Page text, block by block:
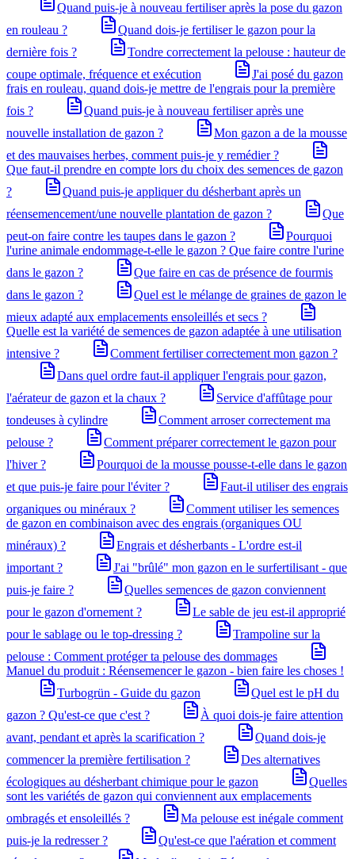
Quand puis-je à nouveau fertiliser après la pose du gazon
en rouleau ?
Quand dois-je fertiliser le gazon pour la
dernière fois ?
Tondre correctement la pelouse : hauteur de
coupe optimale, fréquence et exécution
J'ai posé du gazon
frais en rouleau, quand dois-je mettre de l'engrais pour la première
fois ?
Quand puis-je à nouveau fertiliser après une
nouvelle installation de gazon ?
Mon gazon a de la mousse
et des mauvaises herbes, comment puis-je y remédier ?
Que faut-il prendre en compte lors du choix des semences de gazon
?
Quand puis-je appliquer du désherbant après un
réensemencement/une nouvelle plantation de gazon ?
Que
peut-on faire contre les taupes dans le gazon ?
Pourquoi
l'urine animale endommage-t-elle le gazon ? Que faire contre l'urine
dans le gazon ?
Que faire en cas de présence de fourmis
dans le gazon ?
Quel est le mélange de graines de gazon le
mieux adapté aux emplacements ensoleillés et secs ?
Quelle est la variété de semences de gazon adaptée à une utilisation
intensive ?
Comment fertiliser correctement mon gazon ?
Dans quel ordre faut-il appliquer l'engrais pour gazon,
l'aérateur de gazon et la chaux ?
Service d'affûtage pour
tondeuses à cylindre
Comment arroser correctement ma
pelouse ?
Comment préparer correctement le gazon pour
l'hiver ?
Pourquoi de la mousse pousse-t-elle dans le gazon
et que puis-je faire pour l'éviter ?
Faut-il utiliser des engrais
organiques ou minéraux ?
Comment utiliser les semences
de gazon en combinaison avec des engrais (organiques OU
minéraux) ?
Engrais et désherbants - L'ordre est-il
important ?
J'ai "brûlé" mon gazon en le surfertilisant - que
puis-je faire ?
Quelles semences de gazon conviennent
pour le gazon d'ornement ?
Le sable de jeu est-il approprié
pour le sablage ou le top-dressing ?
Trampoline sur la
pelouse : Comment protéger ta pelouse des dommages
Manuel du produit : Réensemencer le gazon - bien faire les choses !
Turbogrün - Guide du gazon
Quel est le pH du
gazon ? Qu'est-ce que c'est ?
À quoi dois-je faire attention
avant, pendant et après la scarification ?
Quand dois-je
commencer la première fertilisation ?
Des alternatives
écologiques au désherbant chimique pour le gazon
Quelles
sont les variétés de gazon qui conviennent aux emplacements
ombragés et ensoleillés ?
Ma pelouse est inégale comment
puis-je la redresser ?
Qu'est-ce que l'aération et comment